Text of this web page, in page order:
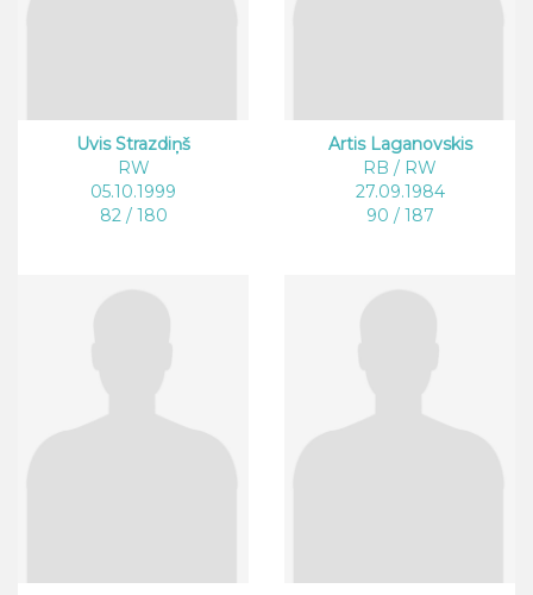
Uvis Strazdiņš
RW
05.10.1999
82 / 180
Artis Laganovskis
RB / RW
27.09.1984
90 / 187